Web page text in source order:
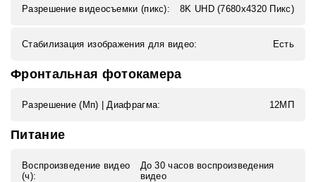
Разрешение видеосъемки (пикс): 8K UHD (7680x4320 Пикс)
Стабилизация изображения для видео: Есть
Фронтальная фотокамера
Разрешение (Мп) | Диафрагма: 12МП
Питание
Воспроизведение видео
(ч):
До 30 часов воспроизведения
видео